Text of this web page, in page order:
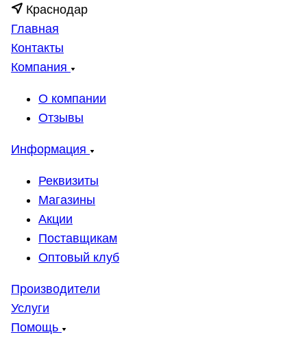
Краснодар
Главная
Контакты
Компания
О компании
Отзывы
Информация
Реквизиты
Магазины
Акции
Поставщикам
Оптовый клуб
Производители
Услуги
Помощь